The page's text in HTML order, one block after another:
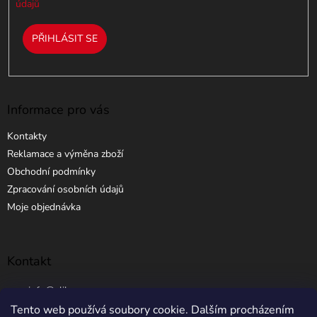
Tento web používá soubory cookie. Dalším procházením
údajů
PŘIHLÁSIT SE
Informace pro vás
Kontakty
Reklamace a výměna zboží
Obchodní podmínky
Zpracování osobních údajů
Moje objednávka
Kontakt
info @ elibros.cz
+420 734 184 444